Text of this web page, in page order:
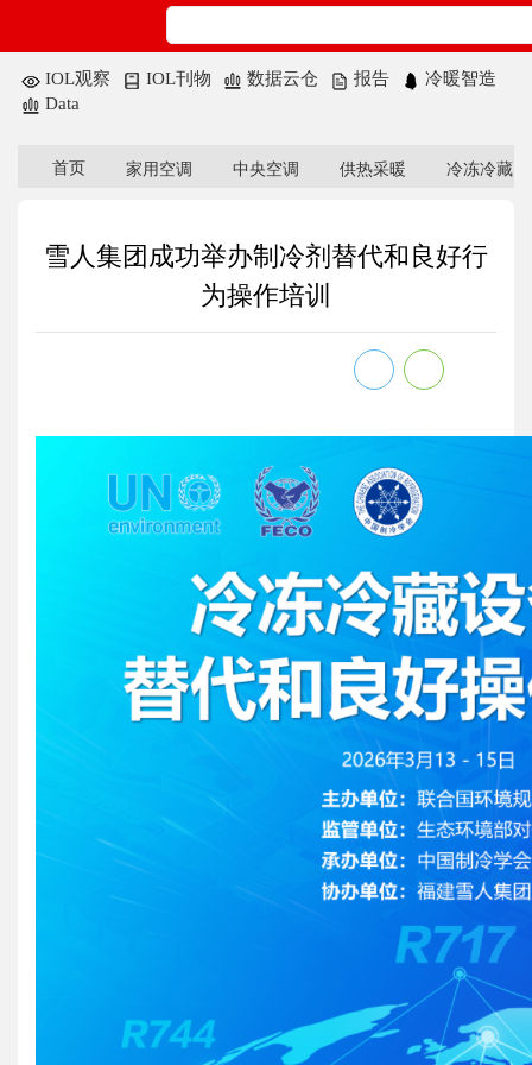
IOL观察 IOL刊物 数据云仓 报告
冷暖智造
Data
首页 家用空调 中央空调 供热采暖 冷冻冷藏
雪人集团成功举办制冷剂替代和良好行
为操作培训